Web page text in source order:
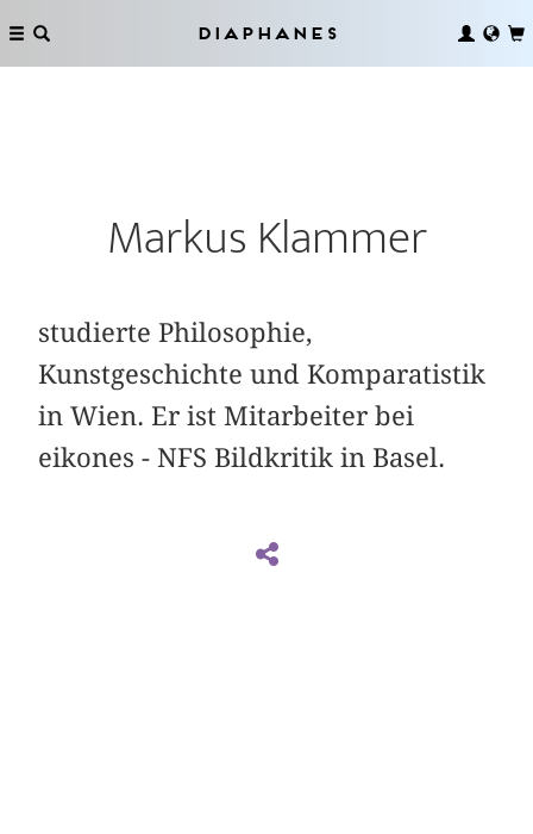
Diaphanes
Markus Klammer
studierte Philosophie,
Kunstgeschichte und Komparatistik
in Wien. Er ist Mitarbeiter bei
eikones - NFS Bildkritik in Basel.